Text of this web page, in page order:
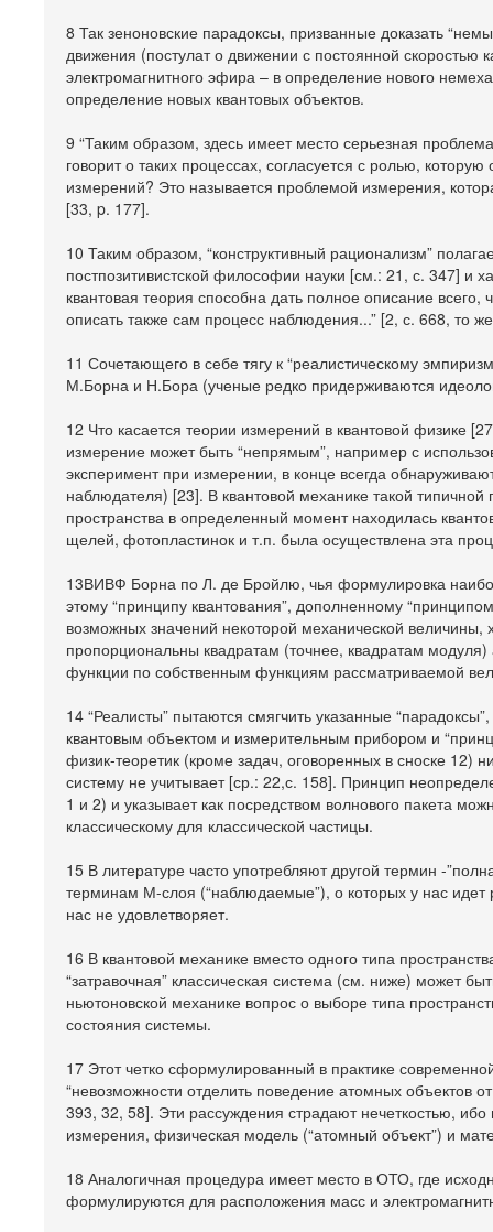
8 Так зеноновские парадоксы, призванные доказать
движения (постулат о движении с постоянной скоростью
электромагнитного эфира – в определение нового
определение новых квантовых объектов.
9 “Таким образом, здесь имеет место серьезная
говорит о таких процессах, согласуется с ролью,
измерений? Это называется проблемой измерения,
[33, p. 177].
10 Таким образом, “конструктивный рационализм”
постпозитивистской философии науки [см.: 21, с. 347] и
квантовая теория способна дать полное описание
описать также сам процесс наблюдения...” [2, с. 668, то
11 Сочетающего в себе тягу к “реалистическому
М.Борна и Н.Бора (ученые редко придерживаются
12 Что касается теории измерений в квантовой физике
измерение может быть “непрямым”, например с
эксперимент при измерении, в конце всегда
наблюдателя) [23]. В квантовой механике такой
пространства в определенный момент находилась
щелей, фотопластинок и т.п. была осуществлена эта
13ВИВФ Борна по Л. де Бройлю, чья формулировка
этому “принципу квантования”, дополненному
возможных значений некоторой механической
пропорциональны квадратам (точнее, квадратам
функции по собственным функциям рассматриваемой
14 “Реалисты” пытаются смягчить указанные
квантовым объектом и измерительным прибором и
физик-теоретик (кроме задач, оговоренных в сноске 12)
систему не учитывает [ср.: 22,с. 158]. Принцип
1 и 2) и указывает как посредством волнового пакета
классическому для классической частицы.
15 В литературе часто употребляют другой термин -
терминам М-слоя (“наблюдаемые”), о которых у нас
нас не удовлетворяет.
16 В квантовой механике вместо одного типа
“затравочная” классическая система (см. ниже) может
ньютоновской механике вопрос о выборе типа
состояния системы.
17 Этот четко сформулированный в практике
“невозможности отделить поведение атомных объектов
393, 32, 58]. Эти рассуждения страдают нечеткостью,
измерения, физическая модель (“атомный объект”) и
18 Аналогичная процедура имеет место в ОТО, где
формулируются для расположения масс и